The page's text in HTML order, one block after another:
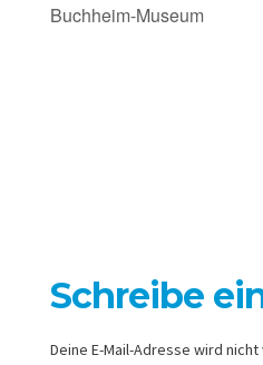
Buchheim-Museum
Schreibe
Deine E-Mail-Adresse wird